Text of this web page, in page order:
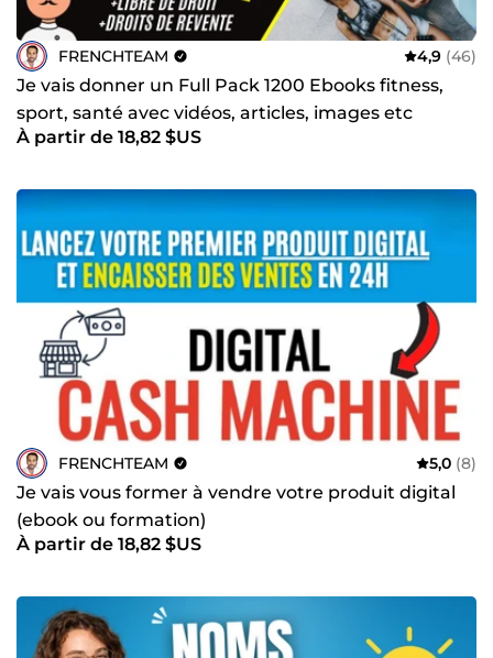
FRENCHTEAM 4,9 (46)
Je vais donner un Full Pack 1200 Ebooks fitness,
sport, santé avec vidéos, articles, images etc
À partir de 18,82 $US
FRENCHTEAM 5,0 (8)
Je vais vous former à vendre votre produit digital
(ebook ou formation)
À partir de 18,82 $US